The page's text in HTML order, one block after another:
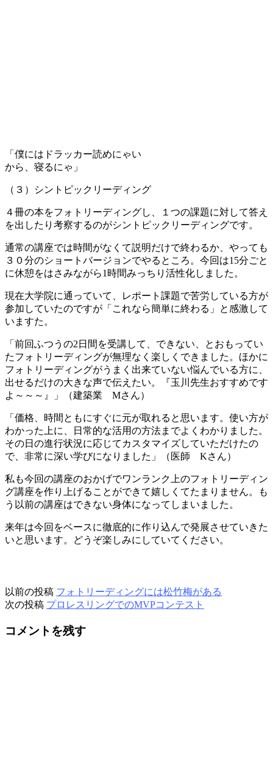
「僕にはドラッカー読めにゃい
から、寝るにゃ」
（３）シントピックリーディング
４冊の本をフォトリーディングし、１つの課題に対して答え
を出したり考察するのがシントピックリーディングです。
通常の講座では時間がなくて説明だけで終わるか、やっても
３０分のショートバージョンでやるところ。今回は15分ごと
に休憩をはさみながら1時間みっちり活性化しました。
現在大学院に通っていて、レポート課題で苦労している方が
参加していたのですが「これなら簡単に終わる」と感激して
いますた。
「前回ふつうの2日間を受講して、できない、とおもってい
たフォトリーディングが無理なく楽しくできました。ほかに
フォトリーディングがうまく出来ていない悩んでいる方に、
出せるだけの大きな声で伝えたい。『玉川先生おすすめです
よ～～～』」（建築業 Mさん）
「価格、時間ともにすぐに元が取れると思います。使い方が
わかった上に、日常的な活用の方法までよくわかりました。
その日の進行状況に応じてカスタマイズしていただけたの
で、非常に深い学びになりました」（医師 Kさん）
私も今回の講座のおかげでワンランク上のフォトリーディン
グ講座を作り上げることができて嬉しくてたまりません。も
う以前の講座はできない身体になってしまいました。
来年は今回をベースに徹底的に作り込んで発展させていきた
いと思います。どうぞ楽しみにしていてください。
以前の投稿 フォトリーディングには松竹梅がある
次の投稿 プロレスリングでのMVPコンテスト
コメントを残す